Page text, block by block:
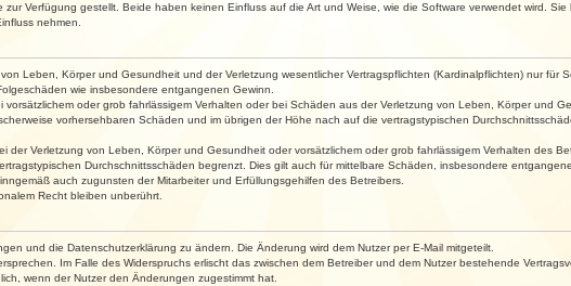
Verfügung gestellt. Beide haben keinen Einfluss auf die Art und Weise, wie die Software verwendet wird.
nehmen.
Leben, Körper und Gesundheit und der Verletzung wesentlicher Vertragspflichten (Kardinalpflichten) nur für
wie insbesondere entgangenen Gewinn.
oder grob fahrlässigem Verhalten oder bei Schäden aus der Verletzung von Leben, Körper und
vorhersehbaren Schäden und im übrigen der Höhe nach auf die vertragstypischen
der Verletzung von Leben, Körper und Gesundheit oder vorsätzlichem oder grob fahrlässigem Verhalten des
Durchschnittsschäden begrenzt. Dies gilt auch für mittelbare Schäden, insbesondere
auch zugunsten der Mitarbeiter und Erfüllungsgehilfen des Betreibers.
Recht bleiben unberührt.
und die Datenschutzerklärung zu ändern. Die Änderung wird dem Nutzer per E-Mail mitgeteilt.
Im Falle des Widerspruchs erlischt das zwischen dem Betreiber und dem Nutzer bestehende
wenn der Nutzer den Änderungen zugestimmt hat.